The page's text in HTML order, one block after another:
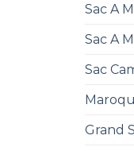
Sac A
Sac A
Sac
Grand